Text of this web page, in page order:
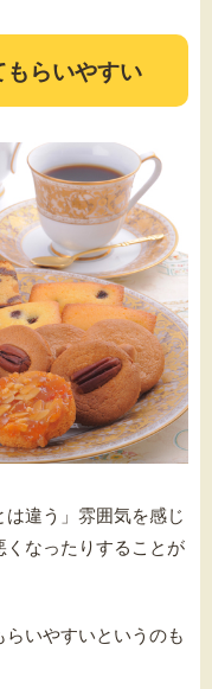
らいやすい
違う」雰囲気を感じ
なったりすることが
いやすいというのも